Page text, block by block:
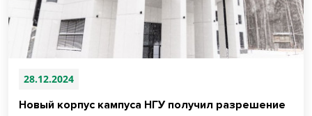
28.12.2024
Новый корпус кампуса НГУ получил разрешение